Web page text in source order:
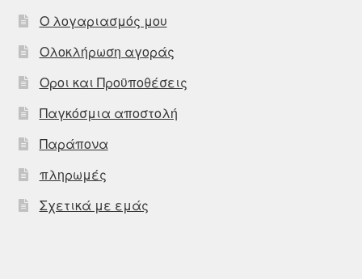
Ο λογαριασμός μου
Ολοκλήρωση αγοράς
Οροι και Προϋποθέσεις
Παγκόσμια αποστολή
Παράπονα
πληρωμές
Σχετικά με εμάς